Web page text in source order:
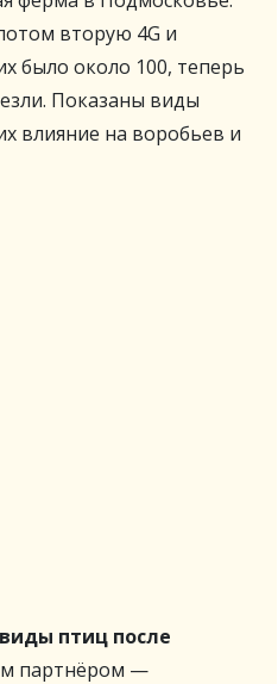
вторую 4G и
было около 100, теперь
Показаны виды
влияние на воробьев и
птиц после
партнёром —